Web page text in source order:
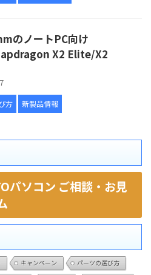
のノートPC向け
X2 Elite/X2
方 新製品情報
パソコン ご相談・お見
キャンペーン
パーツの選び方